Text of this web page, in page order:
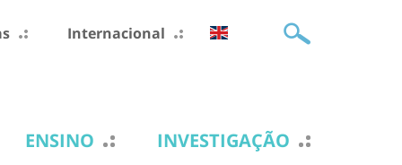
Internacional
ENSINO INVESTIGAÇÃO